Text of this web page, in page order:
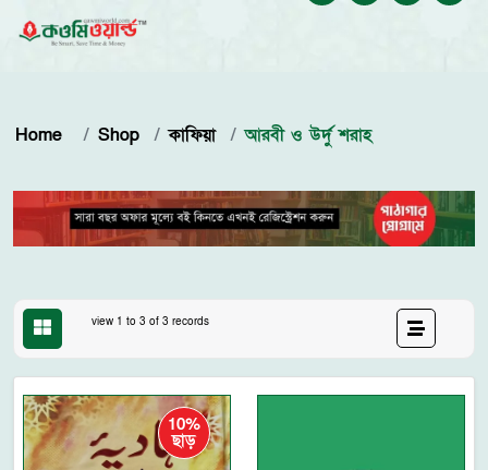
Home Shop কাফিয়া আরবী ও উর্দু শরাহ
view 1 to 3 of 3 records
10%
ছাড়